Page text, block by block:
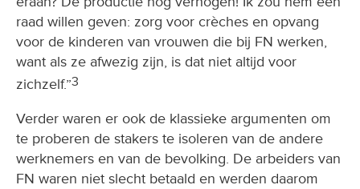
raad willen geven: zorg voor crèches en opvang
voor de kinderen van vrouwen die bij FN werken,
want als ze afwezig zijn, is dat niet altijd voor
zichzelf.”3
Verder waren er ook de klassieke argumenten om
te proberen de stakers te isoleren van de andere
werknemers en van de bevolking. De arbeiders van
FN waren niet slecht betaald en werden daarom